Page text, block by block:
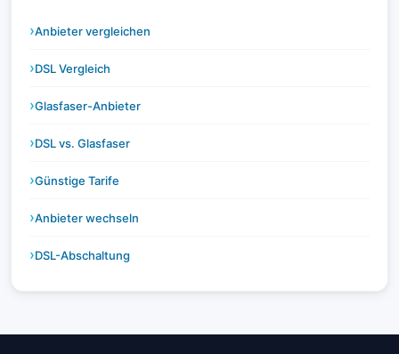
Anbieter vergleichen
DSL Vergleich
Glasfaser-Anbieter
DSL vs. Glasfaser
Günstige Tarife
Anbieter wechseln
DSL-Abschaltung